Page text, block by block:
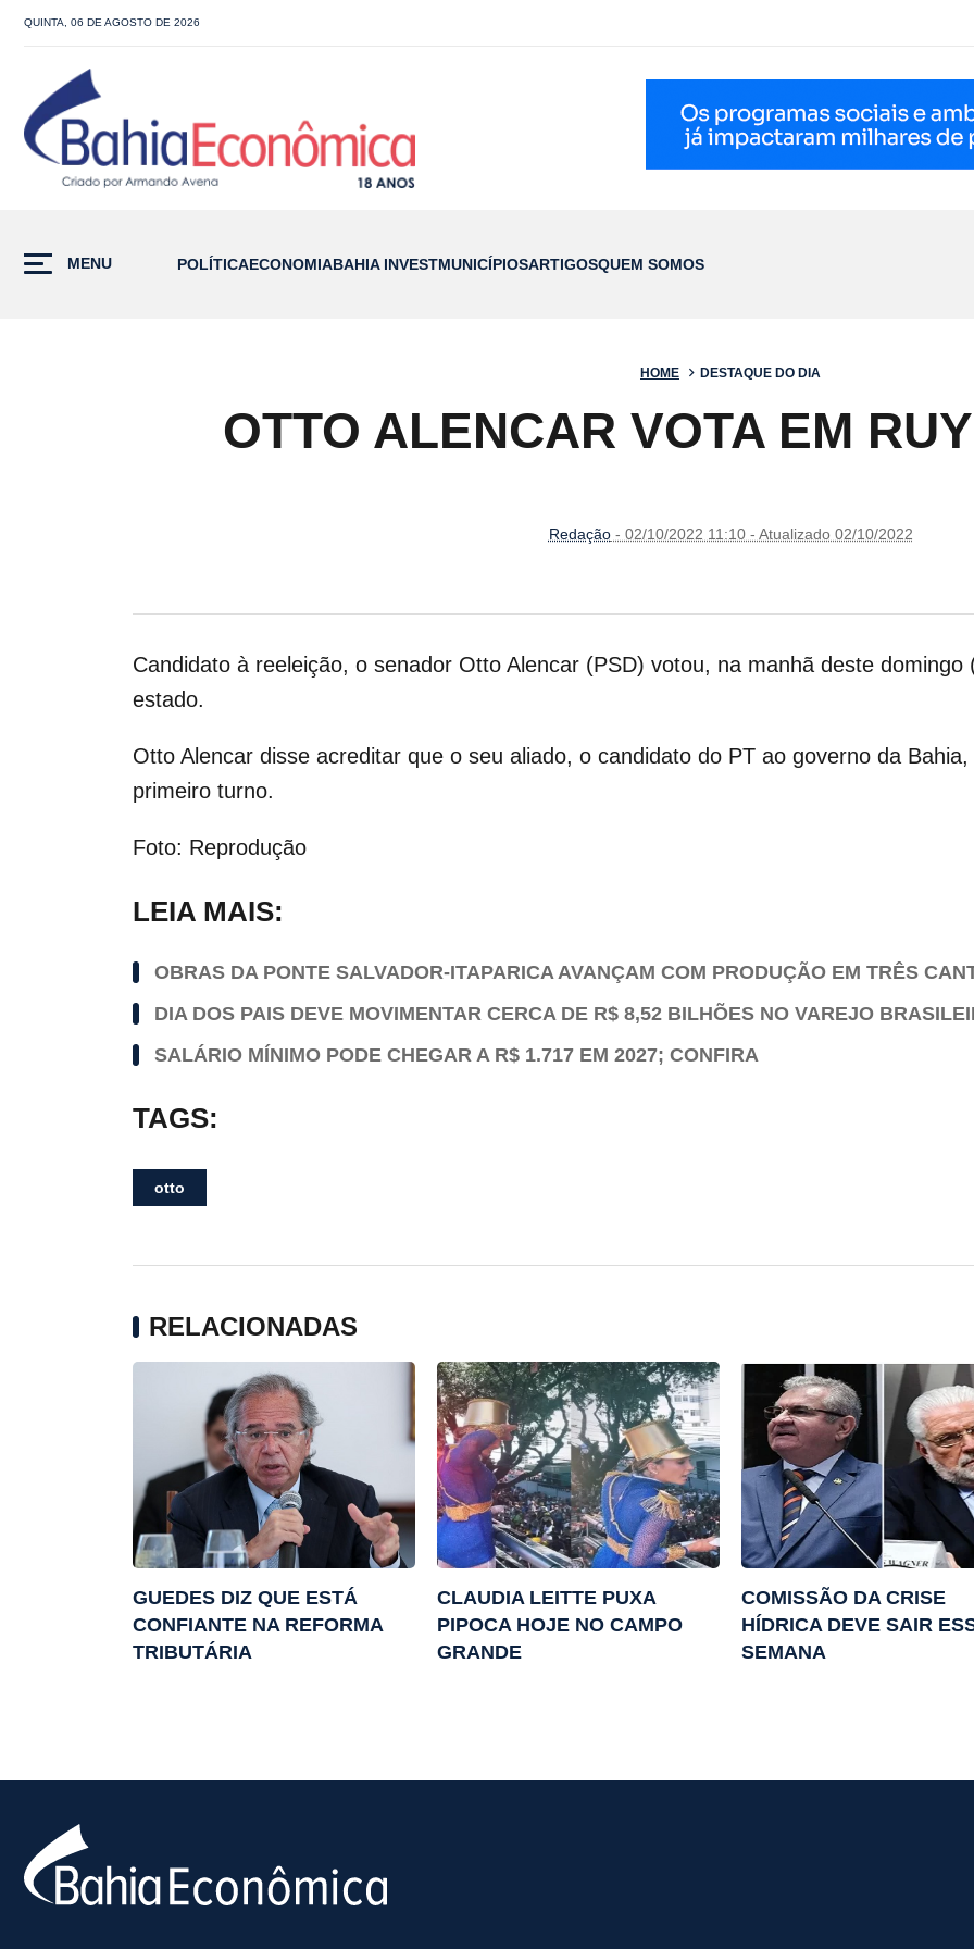
QUINTA, 06 DE AGOSTO DE 2026
MENU POLÍTICAECONOMIABAHIA INVESTMUNICÍPIOSARTIGOSQUEM SOMOS
HOME DESTAQUE DO DIA
OTTO ALENCAR VOTA EM
Redação- 02/10/2022 11:10 - Atualizado 02/10/2022
Candidato à reeleição, o senador Otto Alencar (PSD) votou, na manhã deste
estado.
Otto Alencar disse acreditar que o seu aliado, o candidato do PT ao governo da
primeiro turno.
Foto: Reprodução
LEIA MAIS:
OBRAS DA PONTE SALVADOR-ITAPARICA AVANÇAM COM PRODUÇÃO EM TRÊS
DIA DOS PAIS DEVE MOVIMENTAR CERCA DE R$ 8,52 BILHÕES NO VAREJO
SALÁRIO MÍNIMO PODE CHEGAR A R$ 1.717 EM 2027; CONFIRA
TAGS:
otto
RELACIONADAS
GUEDES DIZ QUE ESTÁ
CONFIANTE NA REFORMA
TRIBUTÁRIA
CLAUDIA LEITTE PUXA
PIPOCA HOJE NO CAMPO
GRANDE
COMISSÃO DA CRISE
HÍDRICA DEVE SAIR
SEMANA